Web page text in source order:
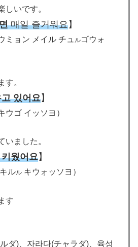
しいです。
매일 즐거워요】
ミョン メイル チュ ルゴウォ
す。
있어요】
ウゴ イッソヨ）
いました。
키웠어요】
ルル キウォッソヨ）
す
ダ)、자라다(チャラダ)、육성